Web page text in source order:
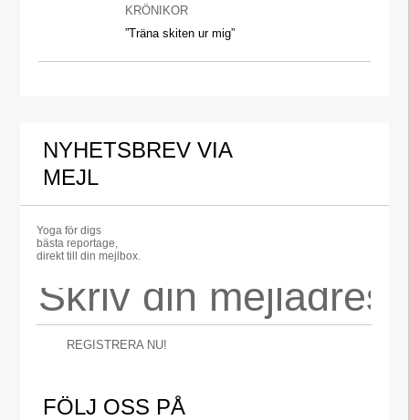
KRÖNIKOR
”Träna skiten ur mig”
NYHETSBREV VIA
MEJL
Yoga för digs
bästa reportage,
direkt till din mejlbox.
REGISTRERA NU!
FÖLJ OSS PÅ